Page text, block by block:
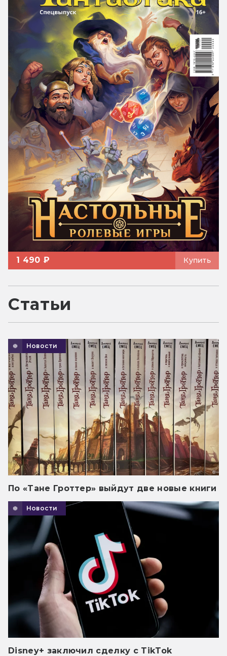
1 490 ₽ Купить
Статьи
Новости
По «Тане Гроттер» выйдут две новые книги
Новости
Disney+ заключил сделку с TikTok